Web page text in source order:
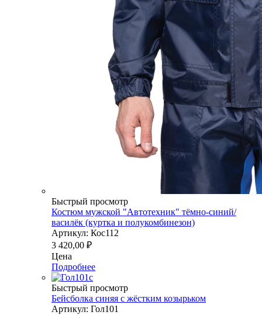
Быстрый просмотр
Костюм мужской "Автотехник" тёмно-синий/
василёк (куртка и полукомбинезон)
Артикул: Кос112
3 420,00 ₽
Цена
Подробнее
Быстрый просмотр
Бейсболка синяя с жёстким козырьком
Артикул: Гол101